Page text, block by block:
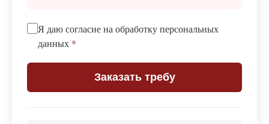
Я даю согласие на обработку персональных
данных *
Заказать требу